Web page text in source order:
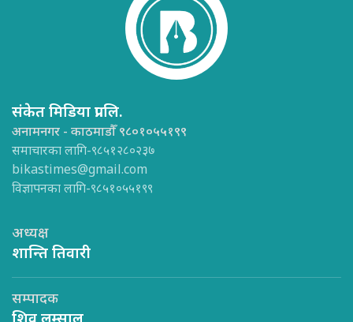
संकेत मिडिया प्रा.लि.
अनामनगर - काठमाडौँ ९८०१०५५१९९
समाचारका लागि-९८५१२८०२३७
bikastimes@gmail.com
विज्ञापनका लागि-९८५१०५५१९९
अध्यक्ष
शान्ति तिवारी
सम्पादक